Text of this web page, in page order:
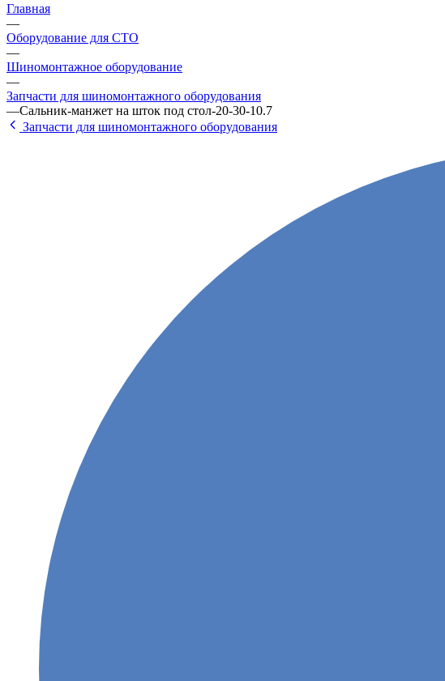
Главная
—
Оборудование для СТО
—
Шиномонтажное оборудование
—
Запчасти для шиномонтажного оборудования
—Сальник-манжет на шток под стол-20-30-10.7
Запчасти для шиномонтажного оборудования